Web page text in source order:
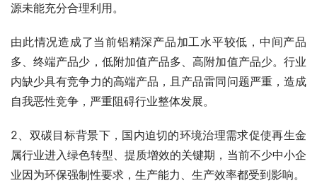
源未能充分合理利用。
由此情况造成了当前铝精深产品加工水平较低，中间产品
多、终端产品少，低附加值产品多、高附加值产品少。行业
内缺少具有竞争力的高端产品，且产品雷同问题严重，造成
自我恶性竞争，严重阻碍行业整体发展。
2、双碳目标背景下，国内迫切的环境治理需求促使再生金
属行业进入绿色转型、提质增效的关键期，当前不少中小企
业因为环保强制性要求，生产能力、生产效率都受到影响。